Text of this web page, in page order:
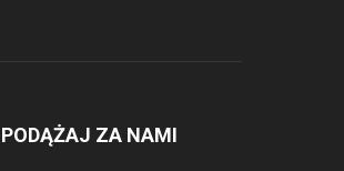
PODĄŻAJ ZA NAMI